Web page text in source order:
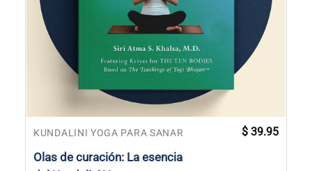
KUNDALINI YOGA PARA SANAR
Olas de curación: La esencia
$ 39.95